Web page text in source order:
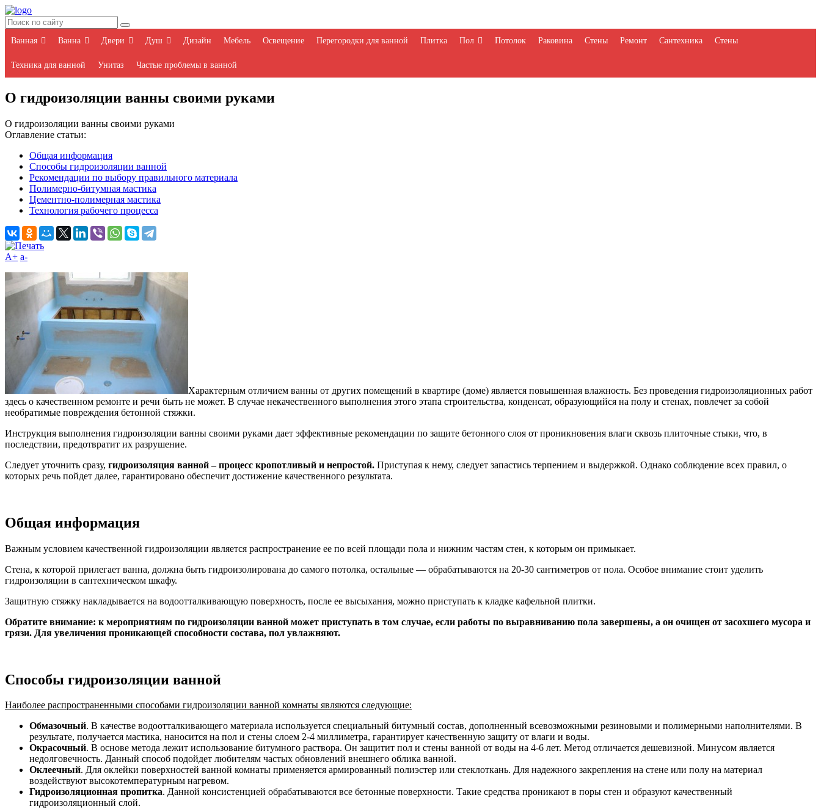
Ванная Ванна Двери Душ Дизайн Мебель Освещение Перегородки для ванной Плитка Пол Потолок Раковина Стены Ремонт Сантехника Стены
Техника для ванной Унитаз Частые проблемы в ванной
О гидроизоляции ванны своими руками
О гидроизоляции ванны своими руками
Оглавление статьи:
Общая информация
Способы гидроизоляции ванной
Рекомендации по выбору правильного материала
Полимерно-битумная мастика
Цементно-полимерная мастика
Технология рабочего процесса
A+ а-
Характерным отличием ванны от других помещений в квартире (доме) является повышенная влажность. Без проведения гидроизоляционных работ
здесь о качественном ремонте и речи быть не может. В случае некачественного выполнения этого этапа строительства, конденсат, образующийся на полу и стенах, повлечет за собой
необратимые повреждения бетонной стяжки.
Инструкция выполнения гидроизоляции ванны своими руками дает эффективные рекомендации по защите бетонного слоя от проникновения влаги сквозь плиточные стыки, что, в
последствии, предотвратит их разрушение.
Следует уточнить сразу, гидроизоляция ванной – процесс кропотливый и непростой. Приступая к нему, следует запастись терпением и выдержкой. Однако соблюдение всех правил, о
которых речь пойдет далее, гарантировано обеспечит достижение качественного результата.
Общая информация
Важным условием качественной гидроизоляции является распространение ее по всей площади пола и нижним частям стен, к которым он примыкает.
Стена, к которой прилегает ванна, должна быть гидроизолирована до самого потолка, остальные — обрабатываются на 20-30 сантиметров от пола. Особое внимание стоит уделить
гидроизоляции в сантехническом шкафу.
Защитную стяжку накладывается на водоотталкивающую поверхность, после ее высыхания, можно приступать к кладке кафельной плитки.
Обратите внимание: к мероприятиям по гидроизоляции ванной может приступать в том случае, если работы по выравниванию пола завершены, а он очищен от засохшего мусора и
грязи. Для увеличения проникающей способности состава, пол увлажняют.
Способы гидроизоляции ванной
Наиболее распространенными способами гидроизоляции ванной комнаты являются следующие:
Обмазочный. В качестве водоотталкивающего материала используется специальный битумный состав, дополненный всевозможными резиновыми и полимерными наполнителями. В
результате, получается мастика, наносится на пол и стены слоем 2-4 миллиметра, гарантирует качественную защиту от влаги и воды.
Окрасочный. В основе метода лежит использование битумного раствора. Он защитит пол и стены ванной от воды на 4-6 лет. Метод отличается дешевизной. Минусом является
недолговечность. Данный способ подойдет любителям частых обновлений внешнего облика ванной.
Оклеечный. Для оклейки поверхностей ванной комнаты применяется армированный полиэстер или стеклоткань. Для надежного закрепления на стене или полу на материал
воздействуют высокотемпературным нагревом.
Гидроизоляционная пропитка. Данной консистенцией обрабатываются все бетонные поверхности. Такие средства проникают в поры стен и образуют качественный
гидроизоляционный слой.